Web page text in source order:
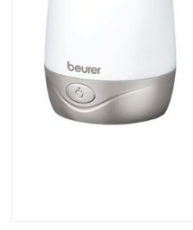
Ortopedi Ürünleri